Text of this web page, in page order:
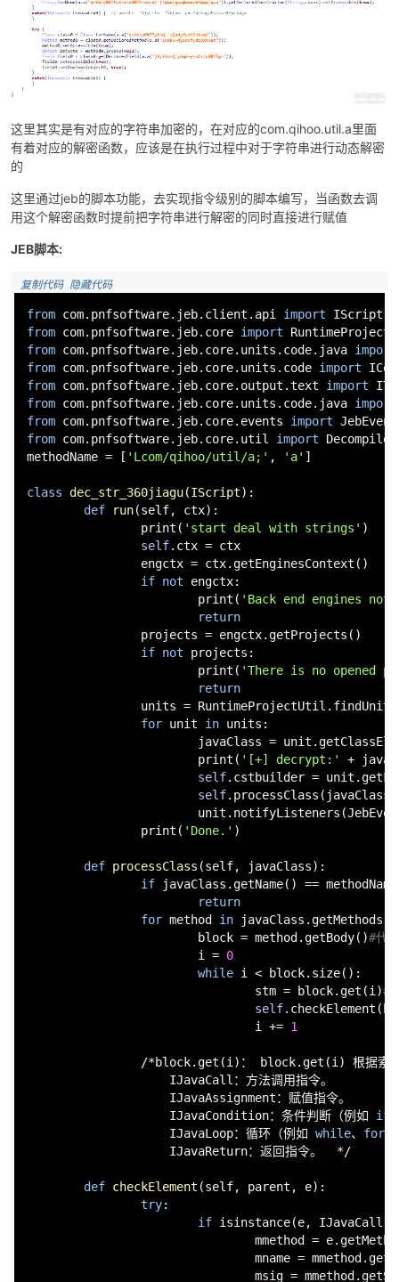
这里其实是有对应的字符串加密的，在对应的com.qihoo.util.a里面
有着对应的解密函数，应该是在执行过程中对于字符串进行动态解密
的
这里通过jeb的脚本功能，去实现指令级别的脚本编写，当函数去调
用这个解密函数时提前把字符串进行解密的同时直接进行赋值
JEB脚本:
复制代码 隐藏代码
from com.pnfsoftware.jeb.client.api import
from com.pnfsoftware.jeb.core import
from com.pnfsoftware.jeb.core.units.code.java import
from com.pnfsoftware.jeb.core.units.code import
from com.pnfsoftware.jeb.core.output.text import
from com.pnfsoftware.jeb.core.units.code.java import
from com.pnfsoftware.jeb.core.events import
from com.pnfsoftware.jeb.core.util import
methodName = [ 'Lcom/qihoo/util/a;' , 'a' ]
class dec_str_360jiagu(IScript):
def
run(self, ctx):
print ( 'start deal with strings' )
self.ctx = ctx
engctx = ctx.getEnginesContext()
if not engctx:
print ( 'Back end engines
return
projects = engctx.getProjects()
if not projects:
print ( 'There is no opened
return
units =
for unit in units:
javaClass =
print ( '[+] decrypt:'
+
self.cstbuilder =
self.processClass(javaClass)
print ( 'Done.' )
def processClass (self, javaClass):
if javaClass.getName() ==
return
for method in
block = method.getBody()#代
i = 0
while i < block.size():
stm = block.get(i)#
self
i += 1
/*block.get(i)： block.get(i) 根据索引 i 返回
IJavaCall：方法调用指令。
IJavaAssignment：赋值指令。
IJavaCondition：条件判断（例如 if
IJavaLoop：循环（例如 while、 for
IJavaReturn：返回指令。  */
def checkElement (self, parent, e):
try:
if isinstance(e, IJavaCall):
mmethod =
mname =
msig =